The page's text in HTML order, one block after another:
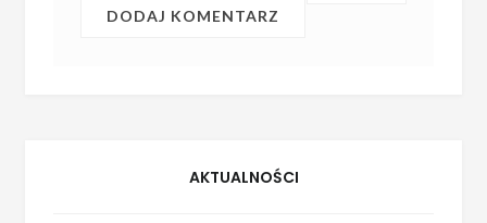
AKTUALNOŚCI